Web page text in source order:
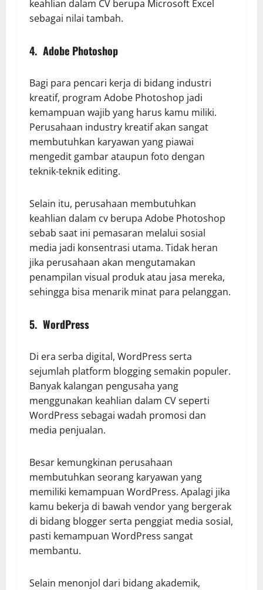
keahlian dalam CV berupa Microsoft Excel
sebagai nilai tambah.
4. Adobe Photoshop
Bagi para pencari kerja di bidang industri
kreatif, program Adobe Photoshop jadi
kemampuan wajib yang harus kamu miliki.
Perusahaan industry kreatif akan sangat
membutuhkan karyawan yang piawai
mengedit gambar ataupun foto dengan
teknik-teknik editing.
Selain itu, perusahaan membutuhkan
keahlian dalam cv berupa Adobe Photoshop
sebab saat ini pemasaran melalui sosial
media jadi konsentrasi utama. Tidak heran
jika perusahaan akan mengutamakan
penampilan visual produk atau jasa mereka,
sehingga bisa menarik minat para pelanggan.
5. WordPress
Di era serba digital, WordPress serta
sejumlah platform blogging semakin populer.
Banyak kalangan pengusaha yang
menggunakan keahlian dalam CV seperti
WordPress sebagai wadah promosi dan
media penjualan.
Besar kemungkinan perusahaan
membutuhkan seorang karyawan yang
memiliki kemampuan WordPress. Apalagi jika
kamu bekerja di bawah vendor yang bergerak
di bidang blogger serta penggiat media sosial,
pasti kemampuan WordPress sangat
membantu.
Selain menonjol dari bidang akademik,